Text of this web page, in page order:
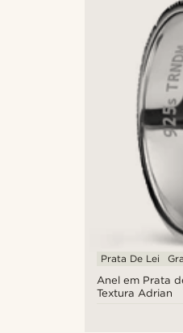
Anel em Prata
Textura Adrian
Prata De Lei